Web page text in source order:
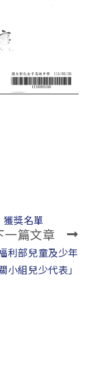
獎名單
一篇文章
利部兒童及少年
小組兒少代表」